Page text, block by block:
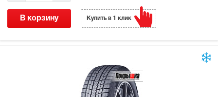
В корзину Купить в 1 клик